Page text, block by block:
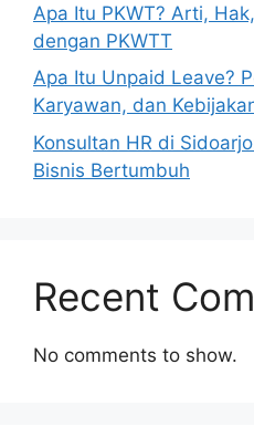
Apa Itu PKWT? Arti,
dengan PKWTT
Apa Itu Unpaid Leave?
Karyawan, dan
Konsultan HR di
Bisnis Bertumbuh
Recent
No comments to show.